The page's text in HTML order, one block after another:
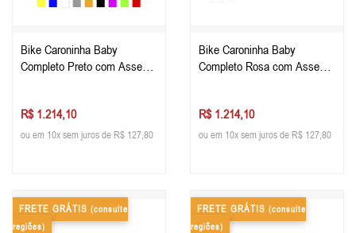
Bike Caroninha Baby
Completo Preto com Assento
R$ 1.214,10
ou em 10x sem juros de R$ 127,80
Bike Caroninha Baby
Completo Rosa com Assento
R$ 1.214,10
ou em 10x sem juros de R$ 127,80
FRETE GRÁTIS (consulte
regiões)
FRETE GRÁTIS (consulte
regiões)